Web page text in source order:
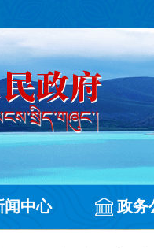
闻中心 政务